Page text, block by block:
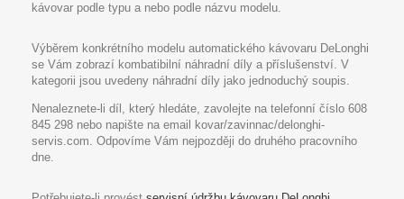
kávovar podle typu a nebo podle názvu modelu.
Výběrem konkrétního modelu automatického kávovaru DeLonghi
se Vám zobrazí kombatibilní náhradní díly a příslušenství. V
kategorii jsou uvedeny náhradní díly jako jednoduchý soupis.
Nenaleznete-li díl, který hledáte, zavolejte na telefonní číslo 608
845 298 nebo napište na email kovar/zavinnac/delonghi-
servis.com. Odpovíme Vám nejpozději do druhého pracovního
dne.